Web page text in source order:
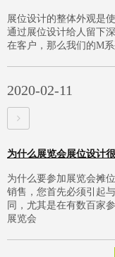
展位设计的整体外观是
通过展位设计给人留下
在客户，那么我们的M
2020-02-11
为什么展览会展位设计
为什么要参加展览会摊
销售，您首先必须引起
同，尤其是在有数百家
展览会